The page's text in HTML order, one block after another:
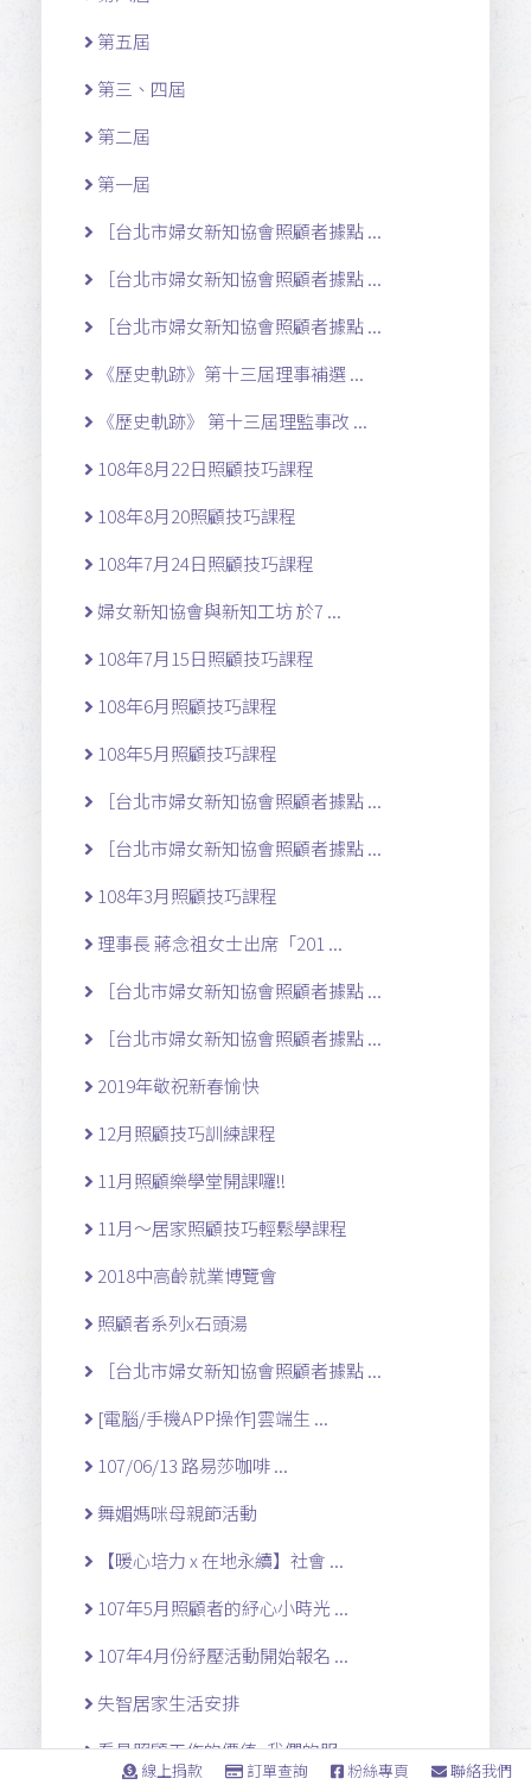
第五屆
第三、四屆
第二屆
第一屆
［台北市婦女新知協會照顧者據點 ...
［台北市婦女新知協會照顧者據點 ...
［台北市婦女新知協會照顧者據點 ...
《歷史軌跡》第十三屆理事補選 ...
《歷史軌跡》 第十三屆理監事改 ...
108年8月22日照顧技巧課程
108年8月20照顧技巧課程
108年7月24日照顧技巧課程
婦女新知協會與新知工坊 於7 ...
108年7月15日照顧技巧課程
108年6月照顧技巧課程
108年5月照顧技巧課程
［台北市婦女新知協會照顧者據點 ...
［台北市婦女新知協會照顧者據點 ...
108年3月照顧技巧課程
理事長 蔣念祖女士出席「201 ...
［台北市婦女新知協會照顧者據點 ...
［台北市婦女新知協會照顧者據點 ...
2019年敬祝新春愉快
12月照顧技巧訓練課程
11月照顧樂學堂開課囉!!
11月～居家照顧技巧輕鬆學課程
2018中高齡就業博覽會
照顧者系列x石頭湯
［台北市婦女新知協會照顧者據點 ...
[電腦/手機APP操作]雲端生 ...
107/06/13 路易莎咖啡 ...
舞媚媽咪母親節活動
【暖心培力 x 在地永續】社會 ...
107年5月照顧者的紓心小時光 ...
107年4月份紓壓活動開始報名 ...
失智居家生活安排
看見照顧工作的價值~我們的服 ...
線上捐款 訂單查詢 粉絲專頁 聯絡我們